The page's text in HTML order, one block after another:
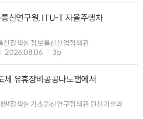
신연구원, ITU-T 자율주행차
정책실 정보통신산업정책관
2026.08.06 3p
체 유휴장비공공나노팹에서
정책실 기초원천연구정책관 원천기술과